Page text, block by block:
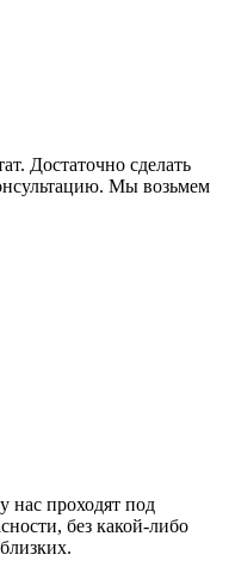
Достаточно сделать
Мы возьмем
нас проходят под
без какой-либо